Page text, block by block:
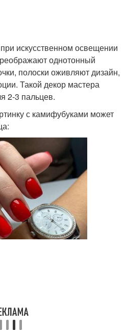
искусственном освещении
однотонный
полоски оживляют дизайн,
Такой декор мастера
2-3 пальцев.
с камифубуками может